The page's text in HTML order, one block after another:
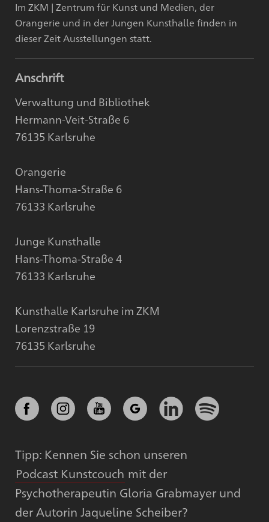
Im ZKM | Zentrum für Kunst und Medien, der
Orangerie und in der Jungen Kunsthalle finden in
dieser Zeit Ausstellungen statt.
Anschrift
Verwaltung und Bibliothek
Hermann-Veit-Straße 6
76135 Karlsruhe
Orangerie
Hans-Thoma-Straße 6
76133 Karlsruhe
Junge Kunsthalle
Hans-Thoma-Straße 4
76133 Karlsruhe
Kunsthalle Karlsruhe im ZKM
Lorenzstraße 19
76135 Karlsruhe
Tipp: Kennen Sie schon unseren
Podcast Kunstcouch mit der
Psychotherapeutin Gloria Grabmayer und
der Autorin Jaqueline Scheiber?